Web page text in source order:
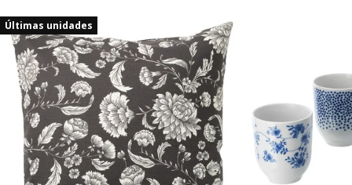
Saltar listagem
Últimas unidades